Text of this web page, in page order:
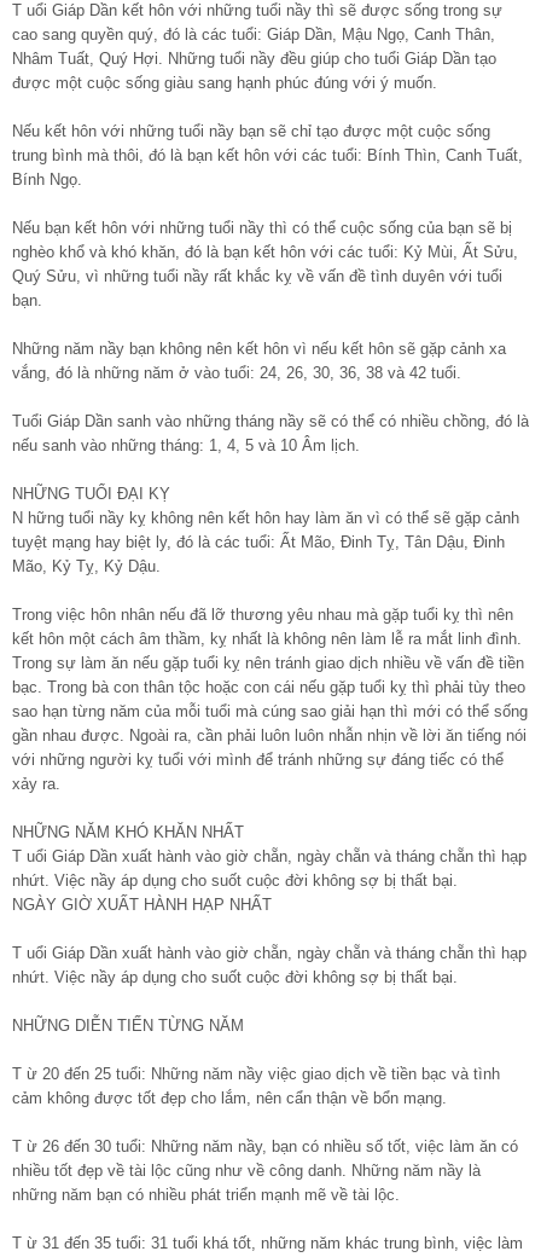
T uổi Giáp Dần kết hôn với những tuổi nầy thì sẽ được sống trong sự
cao sang quyền quý, đó là các tuổi: Giáp Dần, Mậu Ngọ, Canh Thân,
Nhâm Tuất, Quý Hợi. Những tuổi nầy đều giúp cho tuổi Giáp Dần tạo
được một cuộc sống giàu sang hạnh phúc đúng với ý muốn.
Nếu kết hôn với những tuổi nầy bạn sẽ chỉ tạo được một cuộc sống
trung bình mà thôi, đó là bạn kết hôn với các tuổi: Bính Thìn, Canh Tuất,
Bính Ngọ.
Nếu bạn kết hôn với những tuổi nầy thì có thể cuộc sống của bạn sẽ bị
nghèo khổ và khó khăn, đó là bạn kết hôn với các tuổi: Kỷ Mùi, Ất Sửu,
Quý Sửu, vì những tuổi nầy rất khắc kỵ về vấn đề tình duyên với tuổi
bạn.
Những năm nầy bạn không nên kết hôn vì nếu kết hôn sẽ gặp cảnh xa
vắng, đó là những năm ở vào tuổi: 24, 26, 30, 36, 38 và 42 tuổi.
Tuổi Giáp Dần sanh vào những tháng nầy sẽ có thể có nhiều chồng, đó là
nếu sanh vào những tháng: 1, 4, 5 và 10 Âm lịch.
NHỮNG TUỔI ĐẠI KỴ
N hững tuổi nầy kỵ không nên kết hôn hay làm ăn vì có thể sẽ gặp cảnh
tuyệt mạng hay biệt ly, đó là các tuổi: Ất Mão, Đinh Tỵ, Tân Dậu, Đinh
Mão, Kỷ Tỵ, Kỷ Dậu.
Trong việc hôn nhân nếu đã lỡ thương yêu nhau mà gặp tuổi kỵ thì nên
kết hôn một cách âm thầm, kỵ nhất là không nên làm lễ ra mắt linh đình.
Trong sự làm ăn nếu gặp tuổi kỵ nên tránh giao dịch nhiều về vấn đề tiền
bạc. Trong bà con thân tộc hoặc con cái nếu gặp tuổi kỵ thì phải tùy theo
sao hạn từng năm của mỗi tuổi mà cúng sao giải hạn thì mới có thể sống
gần nhau được. Ngoài ra, cần phải luôn luôn nhẫn nhịn về lời ăn tiếng nói
với những người kỵ tuổi với mình để tránh những sự đáng tiếc có thể
xảy ra.
NHỮNG NĂM KHÓ KHĂN NHẤT
T uổi Giáp Dần xuất hành vào giờ chẵn, ngày chẵn và tháng chẵn thì hạp
nhứt. Việc nầy áp dụng cho suốt cuộc đời không sợ bị thất bại.
NGÀY GIỜ XUẤT HÀNH HẠP NHẤT
T uổi Giáp Dần xuất hành vào giờ chẵn, ngày chẵn và tháng chẵn thì hạp
nhứt. Việc nầy áp dụng cho suốt cuộc đời không sợ bị thất bại.
NHỮNG DIỄN TIẾN TỪNG NĂM
T ừ 20 đến 25 tuổi: Những năm nầy việc giao dịch về tiền bạc và tình
cảm không được tốt đẹp cho lắm, nên cẩn thận về bổn mạng.
T ừ 26 đến 30 tuổi: Những năm nầy, bạn có nhiều số tốt, việc làm ăn có
nhiều tốt đẹp về tài lộc cũng như về công danh. Những năm nầy là
những năm bạn có nhiều phát triển mạnh mẽ về tài lộc.
T ừ 31 đến 35 tuổi: 31 tuổi khá tốt, những năm khác trung bình, việc làm